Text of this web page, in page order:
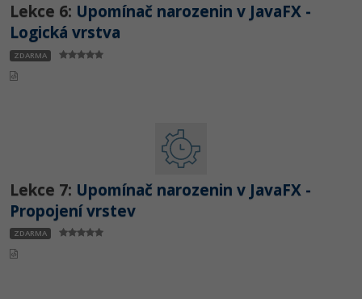
Lekce 6: Upomínač narozenin v JavaFX -
Logická vrstva
ZDARMA
Lekce 7: Upomínač narozenin v JavaFX -
Propojení vrstev
ZDARMA